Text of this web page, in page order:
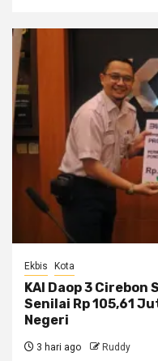
Ekbis Kota
KAI Daop 3
Senilai Rp 105,61
Negeri
3 hari ago Ruddy